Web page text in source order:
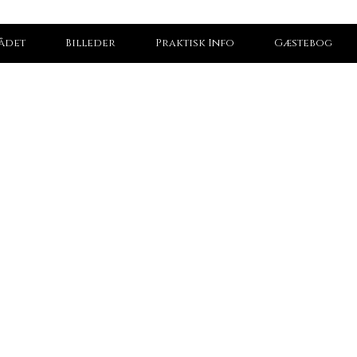
Billeder Praktisk Info Gæstebog